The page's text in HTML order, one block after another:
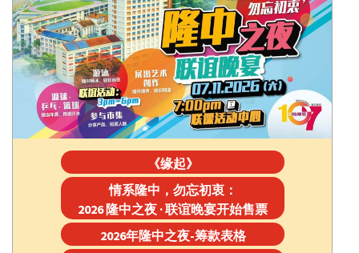
《缘起》
情系隆中，勿忘初衷：
2026 隆中之夜 · 联谊晚宴开始售票
2026年隆中之夜-筹款表格